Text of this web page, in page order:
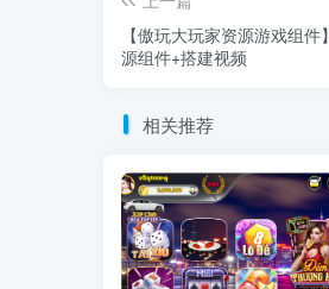
【傲玩大玩家资源游戏组
源组件+搭建视频
相关推荐